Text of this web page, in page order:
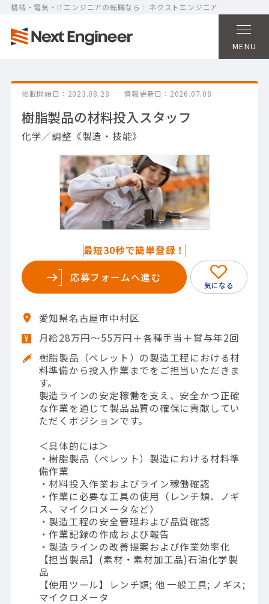
機械・電気・ITエンジニアの転職なら ネクストエンジニア
MENU
掲載開始日 2023.08.28 情報更新日 2026.07.08
樹脂製品の材料投入スタッフ
化学／調整《製造・技能》
最短30秒で簡単登録！
応募フォームへ進む
愛知県名古屋市中村区
月給28万円〜55万円＋各種手当＋賞与年2回
樹脂製品（ペレット）の製造工程における材
料準備から投入作業までをご担当いただきま
す。
製造ラインの安定稼働を支え、安全かつ正確
な作業を通じて製品品質の確保に貢献してい
ただくポジションです。
＜具体的には＞
・樹脂製品（ペレット）製造における材料準
備作業
・材料投入作業およびライン稼働確認
・作業に必要な工具の使用（レンチ類、ノギ
ス、マイクロメータなど）
・製造工程の安全管理および品質確認
・作業記録の作成および報告
・製造ラインの改善提案および作業効率化
【担当製品】(素材・素材加工品)石油化学製
品
【使用ツール】レンチ類; 他 一般工具; ノギス;
マイクロメータ